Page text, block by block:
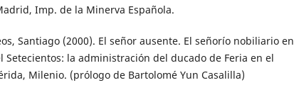
Imp. de la Minerva Española.
Santiago (2000). El señor ausente. El señorío nobiliario en
Setecientos: la administración del ducado de Feria en el
Milenio. (prólogo de Bartolomé Yun Casalilla)